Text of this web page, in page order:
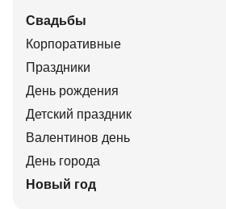
Свадьбы
Корпоративные
Праздники
День рождения
Детский праздник
Валентинов день
День города
Новый год